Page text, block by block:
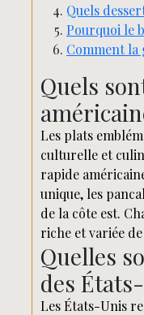
Quels
Pourquoi le
Comment
Quels
Les plats
culturelle et
rapide
unique, les
de la côte est.
riche et variée
Quelles
des
Les États-Unis